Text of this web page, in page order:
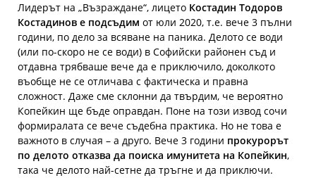
Лидерът на „Възраждане“, лицето Костадин Тодоров
Костадинов е подсъдим от юли 2020, т.е. вече 3 пълни
години, по дело за всяване на паника. Делото се води
(или по-скоро не се води) в Софийски районен съд и
отдавна трябваше вече да е приключило, доколкото
въобще не се отличава с фактическа и правна
сложност. Даже сме склонни да твърдим, че вероятно
Копейкин ще бъде оправдан. Поне на този извод сочи
формиралата се вече съдебна практика. Но не това е
важното в случая – а друго. Вече 3 години прокурорът
по делото отказва да поиска имунитета на Копейкин,
така че делото най-сетне да тръгне и да приключи.